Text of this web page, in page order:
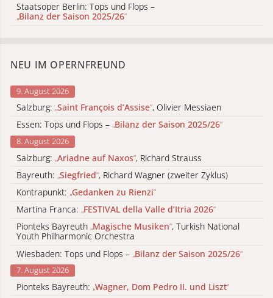
Staatsoper Berlin: Tops und Flops –
„Bilanz der Saison 2025/26“
NEU IM OPERNFREUND
9. August 2026
Salzburg: „Saint François d’Assise“, Olivier Messiaen
Essen: Tops und Flops – „Bilanz der Saison 2025/26“
8. August 2026
Salzburg: „Ariadne auf Naxos“, Richard Strauss
Bayreuth: „Siegfried“, Richard Wagner (zweiter Zyklus)
Kontrapunkt: „Gedanken zu Rienzi“
Martina Franca: „FESTIVAL della Valle d’Itria 2026“
Pionteks Bayreuth „Magische Musiken“, Turkish National
Youth Philharmonic Orchestra
Wiesbaden: Tops und Flops – „Bilanz der Saison 2025/26“
7. August 2026
Pionteks Bayreuth: „Wagner, Dom Pedro II. und Liszt“